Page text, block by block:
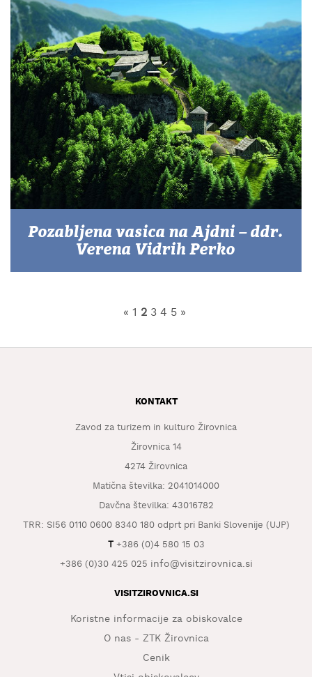
Pozabljena vasica na Ajdni – ddr.
Verena Vidrih Perko
« 1 2 3 4 5 »
KONTAKT
Zavod za turizem in kulturo Žirovnica
Žirovnica 14
4274 Žirovnica
Matična številka: 2041014000
Davčna številka: 43016782
TRR: SI56 0110 0600 8340 180 odprt pri Banki Slovenije (UJP)
T+386 (0)4 580 15 03
+386 (0)30 425 025 info@visitzirovnica.si
VISITZIROVNICA.SI
Koristne informacije za obiskovalce
O nas - ZTK Žirovnica
Cenik